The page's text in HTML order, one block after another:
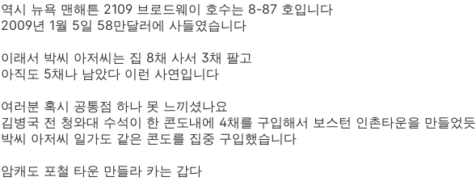
역시 뉴욕 맨해튼 2109 브로드웨이 호수는 8-87 호입니다
2009년 1월 5일 58만달러에 사들였습니다
이래서 박씨 아저씨는 집 8채 사서 3채 팔고
아직도 5채나 남았다 이런 사연입니다
여러분 혹시 공통점 하나 못 느끼셨나요
김병국 전 청와대 수석이 한 콘도내에 4채를 구입해서 보스턴 인촌타운을 만들었듯
박씨 아저씨 일가도 같은 콘도를 집중 구입했습니다
암캐도 포철 타운 만들라 카는 갑다